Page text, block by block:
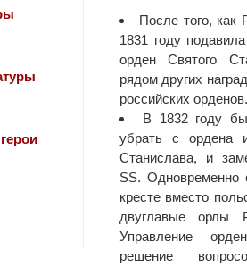
После того, как
1831 году
орден Святого
рядом других
российских орденов.
В 1832 году
убрать с ордена
Станислава, и
SS. Одновременно
кресте вместо
двуглавые орлы
Управление
решение